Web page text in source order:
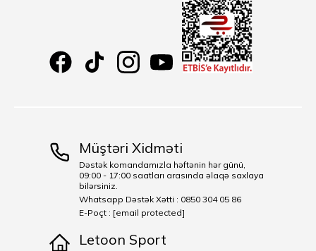
Müştəri Xidməti
Dəstək komandamızla həftənin hər günü,
09:00 - 17:00 saatları arasında əlaqə saxlaya
bilərsiniz.
Whatsapp Dəstək Xətti : 0850 304 05 86
E-Poçt : [email protected]
Letoon Sport